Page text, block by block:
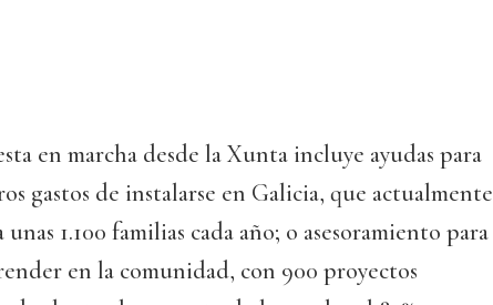
en marcha desde la Xunta incluye ayudas para
gastos de instalarse en Galicia, que actualmente
1.100 familias cada año; o asesoramiento para
en la comunidad, con 900 proyectos